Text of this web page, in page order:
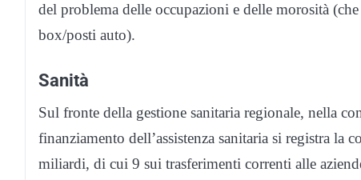
del problema delle occupazioni e delle morosità
box/posti auto).
Sanità
Sul fronte della gestione sanitaria regionale, nella
finanziamento dell’assistenza sanitaria si registra la
miliardi, di cui 9 sui trasferimenti correnti alle